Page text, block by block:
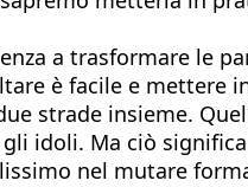
a trasformare le
è facile e mettere
strade insieme.
idoli. Ma ciò
nel mutare